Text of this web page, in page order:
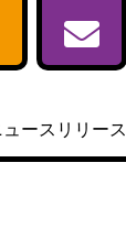
ュースリリース